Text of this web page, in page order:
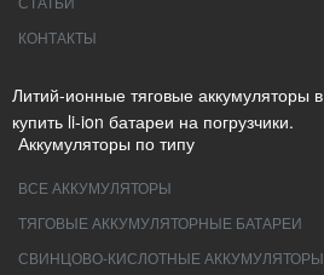
КОНТАКТЫ
Литий-ионные тяговые аккумуляторы
купить li-ion батареи на погрузчики.
Аккумуляторы по типу
ВСЕ АККУМУЛЯТОРЫ
ТЯГОВЫЕ АККУМУЛЯТОРНЫЕ БАТАРЕИ
СВИНЦОВО-КИСЛОТНЫЕ АККУМУЛЯТОРЫ